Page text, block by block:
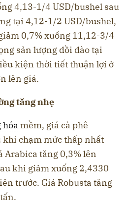
4,13-1/4 USD/bushel sau
tại 4,12-1/2 USD/bushel,
0,7% xuống 11,12-3/4
sản lượng dồi dào tại
kiện thời tiết thuận lợi ở
lên giá.
tăng nhẹ
mềm, giá cà phê
khi chạm mức thấp nhất
Arabica tăng 0,3% lên
khi giảm xuống 2,4330
trước. Giá Robusta tăng